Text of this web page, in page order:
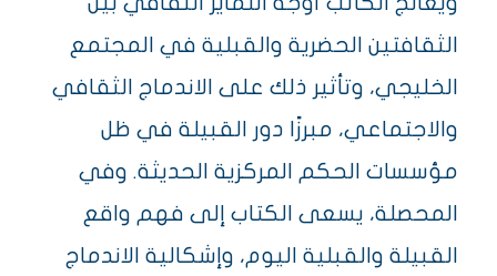
الثقافتين الحضرية والقبلية في المجتمع
الخليجي، وتأثير ذلك على الاندماج الثقافي
والاجتماعي، مبرزًا دور القبيلة في ظل
مؤسسات الحكم المركزية الحديثة. وفي
المحصلة، يسعى الكتاب إلى فهم واقع
القبيلة والقبلية اليوم، وإشكالية الاندماج